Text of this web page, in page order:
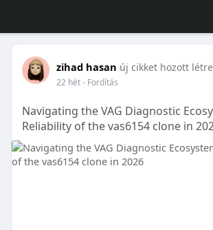
zihad hasan új cikket hozott létre
22 hét- Fordítás
Navigating the VAG Diagnostic
Reliability of the vas6154 clone in